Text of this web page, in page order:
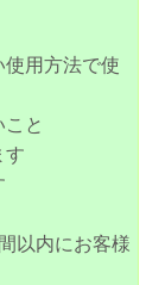
使用方法で使
と
す
以内にお客様